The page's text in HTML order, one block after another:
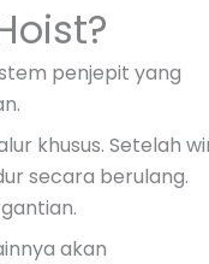
penjepit yang
khusus. Setelah
secara berulang.
akan